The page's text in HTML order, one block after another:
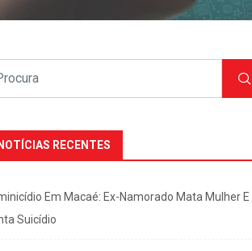
RECENTES
Em Macaé: Ex-Namorado Mata Mulher E
Suicídio